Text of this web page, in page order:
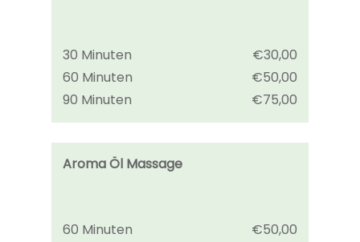
30 Minuten
€30,00
60 Minuten
€50,00
90 Minuten
€75,00
Aroma Öl Massage
60 Minuten
€50,00